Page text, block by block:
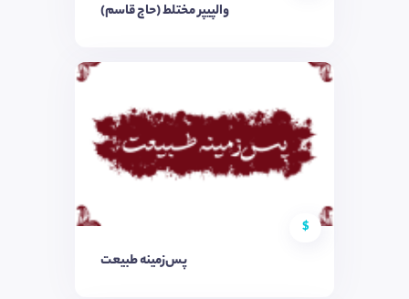
والپیپر مختلط (حاج قاسم)
$
پس‌زمینه طبیعت